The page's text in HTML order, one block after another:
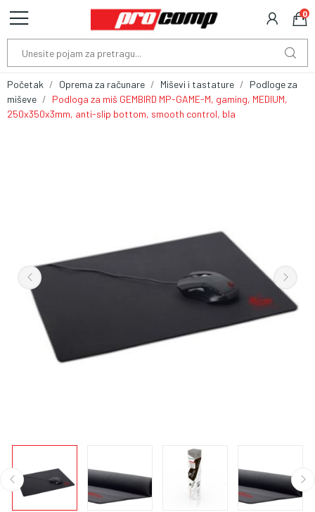
0
Početak Oprema za računare Miševi i tastature
Podloge za
miševe
Podloga za miš GEMBIRD MP-GAME-M, gaming, MEDIUM,
250x350x3mm, anti-slip bottom, smooth control, bla